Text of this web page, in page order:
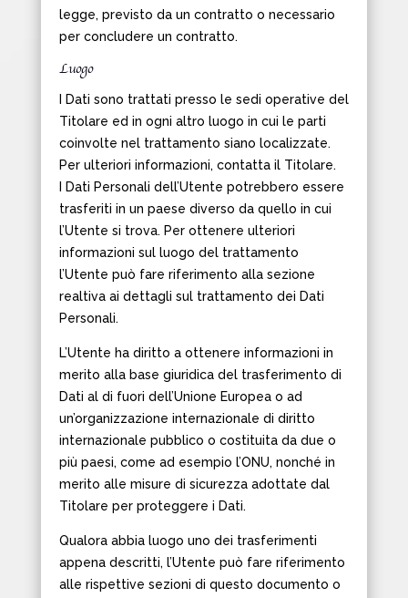
legge, previsto da un contratto o necessario
per concludere un contratto.
Luogo
I Dati sono trattati presso le sedi operative del
Titolare ed in ogni altro luogo in cui le parti
coinvolte nel trattamento siano localizzate.
Per ulteriori informazioni, contatta il Titolare.
I Dati Personali dell’Utente potrebbero essere
trasferiti in un paese diverso da quello in cui
l’Utente si trova. Per ottenere ulteriori
informazioni sul luogo del trattamento
l’Utente può fare riferimento alla sezione
realtiva ai dettagli sul trattamento dei Dati
Personali.
L’Utente ha diritto a ottenere informazioni in
merito alla base giuridica del trasferimento di
Dati al di fuori dell’Unione Europea o ad
un’organizzazione internazionale di diritto
internazionale pubblico o costituita da due o
più paesi, come ad esempio l’ONU, nonché in
merito alle misure di sicurezza adottate dal
Titolare per proteggere i Dati.
Qualora abbia luogo uno dei trasferimenti
appena descritti, l’Utente può fare riferimento
alle rispettive sezioni di questo documento o